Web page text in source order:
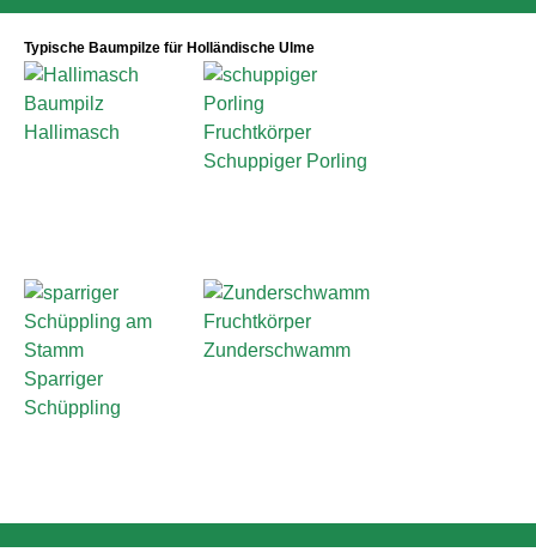
Typische Baumpilze für Holländische Ulme
Hallimasch
Schuppiger Porling
Sparriger
Schüppling
Zunderschwamm